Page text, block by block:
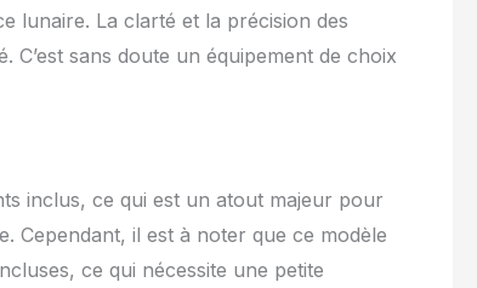
lunaire. La clarté et la précision des
C’est sans doute un équipement de choix
inclus, ce qui est un atout majeur pour
Cependant, il est à noter que ce modèle
ce qui nécessite une petite